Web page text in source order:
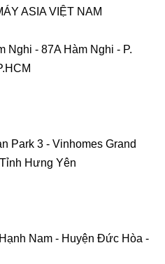
ASIA VIỆT NAM
Nghi - 87A Hàm Nghi - P.
Park 3 - Vinhomes Grand
Tỉnh Hưng Yên
Nam - Huyện Đức Hòa -